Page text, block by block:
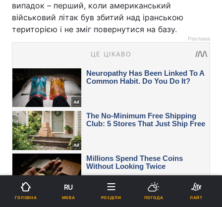
випадок – перший, коли американський
військовий літак був збитий над іранською
територією і не зміг повернутися на базу.
Реклама
ГОЛОВНА
RU
МОВА РОЗДІЛИ ПОГОДА ЛАЙТ